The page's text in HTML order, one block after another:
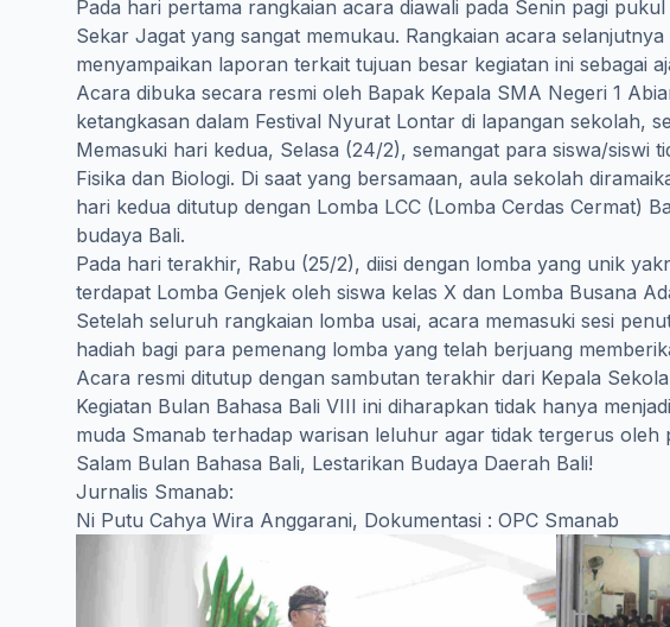
Pada hari pertama rangkaian acara diawali pada Senin pagi
Sekar Jagat yang sangat memukau. Rangkaian acara
menyampaikan laporan terkait tujuan besar kegiatan ini sebagai
Acara dibuka secara resmi oleh Bapak Kepala SMA Negeri 1
ketangkasan dalam Festival Nyurat Lontar di lapangan sekolah,
Memasuki hari kedua, Selasa (24/2), semangat para siswa/siswi
Fisika dan Biologi. Di saat yang bersamaan, aula sekolah
hari kedua ditutup dengan Lomba LCC (Lomba Cerdas Cermat)
budaya Bali.
Pada hari terakhir, Rabu (25/2), diisi dengan lomba yang unik
terdapat Lomba Genjek oleh siswa kelas X dan Lomba Busana
Setelah seluruh rangkaian lomba usai, acara memasuki sesi
hadiah bagi para pemenang lomba yang telah berjuang
Acara resmi ditutup dengan sambutan terakhir dari Kepala
Kegiatan Bulan Bahasa Bali VIII ini diharapkan tidak hanya
muda Smanab terhadap warisan leluhur agar tidak tergerus oleh
Salam Bulan Bahasa Bali, Lestarikan Budaya Daerah Bali!
Jurnalis Smanab:
Ni Putu Cahya Wira Anggarani, Dokumentasi : OPC Smanab